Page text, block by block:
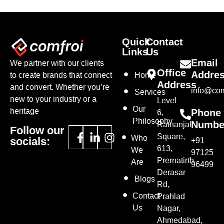
We partner with our clients
to create brands that connect
and convert. Whether you’re
new to your industry or a
heritage
Follow our
socials:
Quick
Links
Home
Services
Our
Philosophy
Who
We
Are
Blogs
Contact
Us
Contact
Us
Office
Address
Level
6,
Ratnanjali
Square,
613,
Prernatirth
Derasar
Rd,
Prahlad
Nagar,
Ahmedabad,
Email
Phone
+91
97125
96499